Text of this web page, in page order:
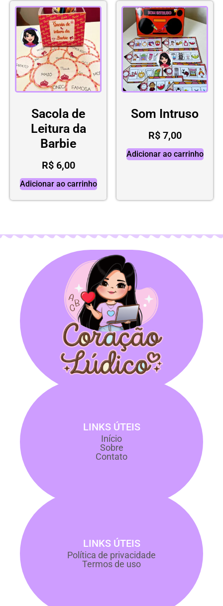
Sacola de
Leitura da
Barbie
R$6,00
Adicionar ao carrinho
Som Intruso
R$7,00
Adicionar ao carrinho
LINKS ÚTEIS
Início
Sobre
Contato
LINKS ÚTEIS
Política de privacidade
Termos de uso